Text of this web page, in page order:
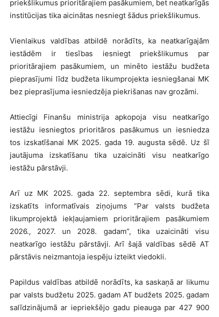
priekšlikumus prioritārajiem pasākumiem, bet neatkarīgās
institūcijas tika aicinātas nesniegt šādus priekšlikumus.
Vienlaikus valdības atbildē norādīts, ka neatkarīgajām
iestādēm ir tiesības iesniegt priekšlikumus par
prioritārajiem pasākumiem, un minēto iestāžu budžeta
pieprasījumi līdz budžeta likumprojekta iesniegšanai MK
bez pieprasījuma iesniedzēja piekrišanas nav grozāmi.
Attiecīgi Finanšu ministrija apkopoja visu neatkarīgo
iestāžu iesniegtos prioritāros pasākumus un iesniedza
tos izskatīšanai MK 2025. gada 19. augusta sēdē. Uz šī
jautājuma izskatīšanu tika uzaicināti visu neatkarīgo
iestāžu pārstāvji.
Arī uz MK 2025. gada 22. septembra sēdi, kurā tika
izskatīts informatīvais ziņojums “Par valsts budžeta
likumprojektā iekļaujamiem prioritārajiem pasākumiem
2026., 2027. un 2028. gadam”, tika uzaicināti visu
neatkarīgo iestāžu pārstāvji. Arī šajā valdības sēdē AT
pārstāvis neizmantoja iespēju izteikt viedokli.
Papildus valdības atbildē norādīts, ka saskaņā ar likumu
par valsts budžetu 2025. gadam AT budžets 2025. gadam
salīdzinājumā ar iepriekšējo gadu pieauga par 427 900